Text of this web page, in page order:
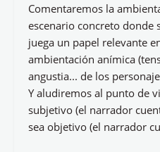
Comentaremos la
escenario concreto donde
juega un papel relevante
ambientación anímica
angustia... de los
Y aludiremos al punto de
subjetivo (el narrador
sea objetivo (el narrador